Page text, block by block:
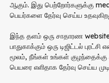
ஆகும். இது பெற்றோர்களுக்கு
பெயர்களை தேர்வு செய்ய
இந்த தளம் ஒரு சாதாரண
பாதுகாக்கும் ஒரு டிஜிட்டல்
மூலம், நீங்கள் உங்கள்
பெயரை எளிதாக தேர்வு செய்ய